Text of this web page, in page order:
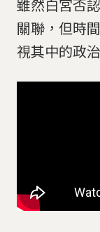
雖然白宮否
關聯，但時
視其中的政